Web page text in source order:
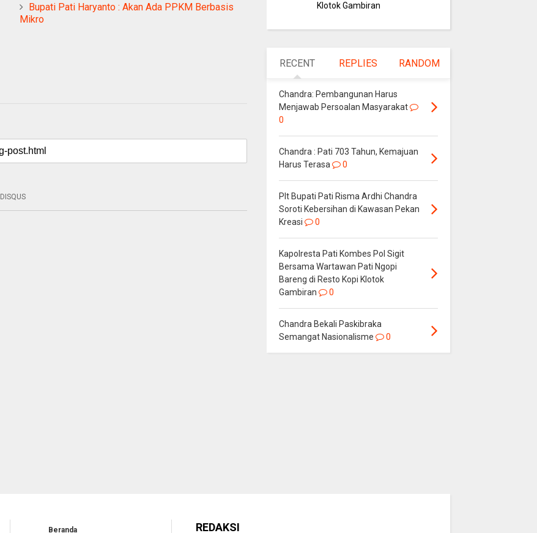
Bupati Pati Haryanto : Akan Ada PPKM Berbasis
Mikro
DISQUS
Klotok Gambiran
RECENT REPLIES RANDOM
Chandra: Pembangunan Harus
Menjawab Persoalan Masyarakat
0
Chandra : Pati 703 Tahun, Kemajuan
Harus Terasa
0
Plt Bupati Pati Risma Ardhi Chandra
Soroti Kebersihan di Kawasan Pekan
Kreasi
0
Kapolresta Pati Kombes Pol Sigit
Bersama Wartawan Pati Ngopi
Bareng di Resto Kopi Klotok
Gambiran
0
Chandra Bekali Paskibraka
Semangat Nasionalisme
0
Beranda REDAKSI